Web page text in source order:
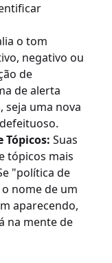
o tom
negativo ou
de
de alerta
seja uma nova
Tópicos: Suas
tópicos mais
"política de
nome de um
aparecendo,
na mente de